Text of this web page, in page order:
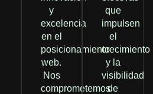
y
excelencia
en el
posicionamiento
web.
Nos
comprometemos
que
impulsen
el
crecimiento
y la
visibilidad
de